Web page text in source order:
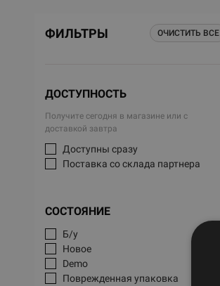
ФИЛЬТРЫ ОЧИСТИТЬ ВСЕ
ДОСТУПНОСТЬ
Получите сегодня в магазине или с
доставкой завтра
Доступны сразу
Поставка со склада партнера
СОСТОЯНИЕ
Б/у
Новое
Demo
Поврежденная упаковка